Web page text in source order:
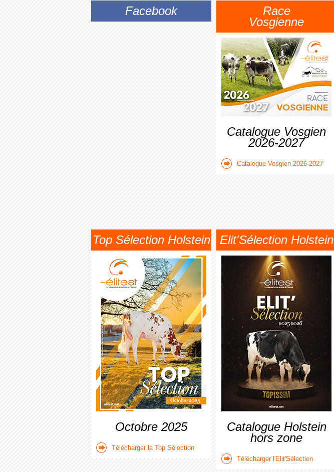
Facebook
Race
Vosgienne
Catalogue Vosgien
2026-2027
Catalogue Vosgien 2026-2027
Top Sélection Holstein
Octobre 2025
Télécharger la Top Sélection
Elit'Sélection Holstein
Catalogue Holstein
hors zone
Télécharger l'Elit'Sélection